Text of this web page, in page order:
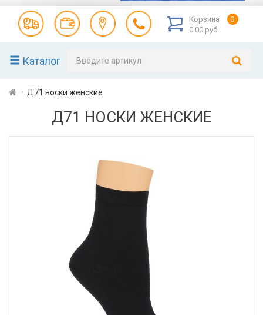
Корзина
0
0.00 руб.
Каталог
Д71 носки женские
Д71 НОСКИ ЖЕНСКИЕ